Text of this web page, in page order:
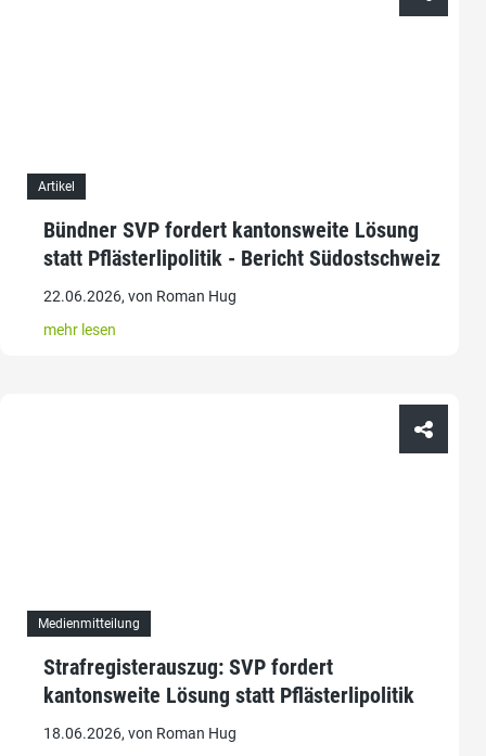
Artikel
Bündner SVP fordert kantonsweite Lösung
statt Pflästerlipolitik - Bericht Südostschweiz
22.06.2026, von Roman Hug
mehr lesen
Medienmitteilung
Strafregisterauszug: SVP fordert
kantonsweite Lösung statt Pflästerlipolitik
18.06.2026, von Roman Hug